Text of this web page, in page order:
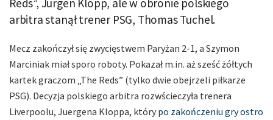
Reds”, Jurgen Klopp, ale w obronie polskiego
arbitra stanął trener PSG, Thomas Tuchel.
Mecz zakończył się zwycięstwem Paryżan 2-1, a Szymon
Marciniak miał sporo roboty. Pokazał m.in. aż sześć żółtych
kartek graczom „The Reds” (tylko dwie obejrzeli piłkarze
PSG). Decyzja polskiego arbitra rozwścieczyła trenera
Liverpoolu, Juergena Kloppa, który po zakończeniu gry ostro